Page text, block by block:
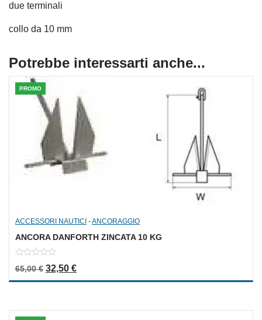
due terminali
collo da 10 mm
Potrebbe interessarti anche...
PROMO
ACCESSORI NAUTICI -ANCORAGGIO
ANCORA DANFORTH ZINCATA 10 KG
out
65,00€ Il prezzo originale era: 65,00 €.
32,50 €Il prezzo attuale è: 32,50 €.